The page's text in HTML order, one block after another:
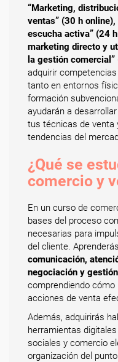
“Marketing,
ventas” (30 h
escucha activa” (24
marketing directo y
la gestión
adquirir
tanto en entornos
formación
ayudarán a
tus técnicas de venta
tendencias del
¿Qué se
comercio y
En un curso de
bases del proceso
necesarias para
del cliente.
comunicación,
negociación y
comprendiendo cómo
acciones de venta
Además, adquirirás
herramientas
sociales y comercio
organización del